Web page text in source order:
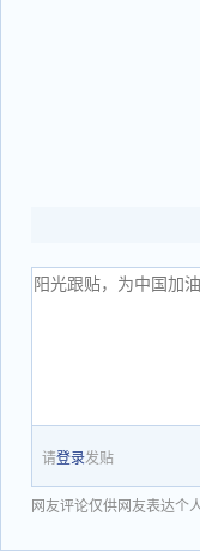
请登录发贴
网友评论仅供网友表达个